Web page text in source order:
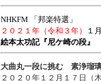
NHKFM 「邦楽特選」
２０２１年（令和３年）
１
絵本太功記『尼ケ崎の段
大曲丸一段に挑む 素浄瑠
２０２０年１２月１７日（